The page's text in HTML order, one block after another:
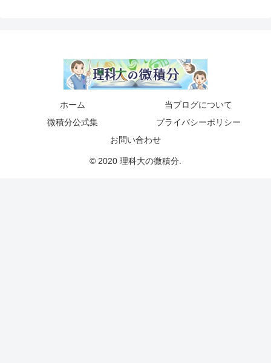
ホーム
当ブログについて
微積分公式集
プライバシーポリシー
お問い合わせ
© 2020 理科大の微積分.